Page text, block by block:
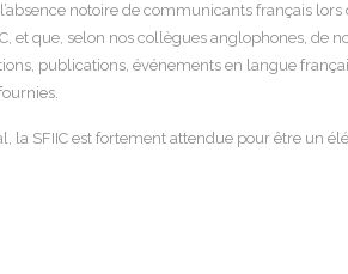
notoire de communicants français
et que, selon nos collègues anglophones, de
publications, événements en langue
la SFIIC est fortement attendue pour être un